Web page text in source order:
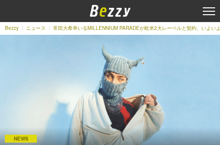
Bezzy ニュース 常田大希率いるMILLENNIUM PARADEが欧米2大レーベルと契約、いよい
NEWS